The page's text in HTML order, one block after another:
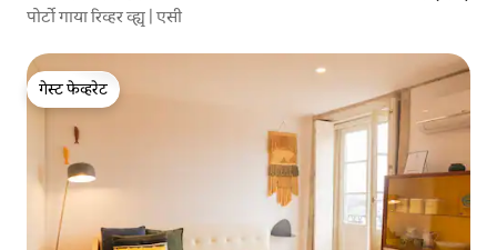
पोर्टो गाया रिव्हर व्ह्यू | एसी
गेस्ट फेव्हरेट
गेस्ट फेव्हरेट